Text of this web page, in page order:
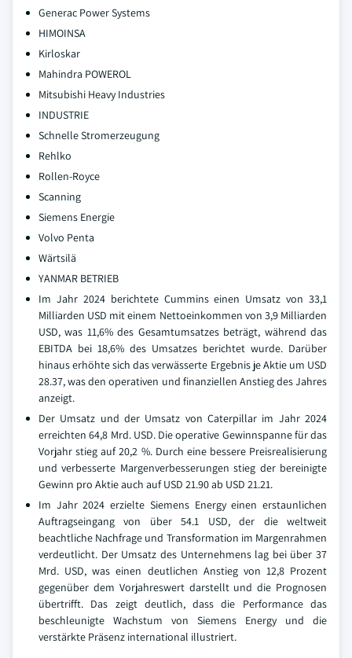
Generac Power Systems
HIMOINSA
Kirloskar
Mahindra POWEROL
Mitsubishi Heavy Industries
INDUSTRIE
Schnelle Stromerzeugung
Rehlko
Rollen-Royce
Scanning
Siemens Energie
Volvo Penta
Wärtsilä
YANMAR BETRIEB
Im Jahr 2024 berichtete Cummins einen Umsatz von 33,1
Milliarden USD mit einem Nettoeinkommen von 3,9 Milliarden
USD, was 11,6% des Gesamtumsatzes beträgt, während das
EBITDA bei 18,6% des Umsatzes berichtet wurde. Darüber
hinaus erhöhte sich das verwässerte Ergebnis je Aktie um USD
28.37, was den operativen und finanziellen Anstieg des Jahres
anzeigt.
Der Umsatz und der Umsatz von Caterpillar im Jahr 2024
erreichten 64,8 Mrd. USD. Die operative Gewinnspanne für das
Vorjahr stieg auf 20,2 %. Durch eine bessere Preisrealisierung
und verbesserte Margenverbesserungen stieg der bereinigte
Gewinn pro Aktie auch auf USD 21.90 ab USD 21.21.
Im Jahr 2024 erzielte Siemens Energy einen erstaunlichen
Auftragseingang von über 54.1 USD, der die weltweit
beachtliche Nachfrage und Transformation im Margenrahmen
verdeutlicht. Der Umsatz des Unternehmens lag bei über 37
Mrd. USD, was einen deutlichen Anstieg von 12,8 Prozent
gegenüber dem Vorjahreswert darstellt und die Prognosen
übertrifft. Das zeigt deutlich, dass die Performance das
beschleunigte Wachstum von Siemens Energy und die
verstärkte Präsenz international illustriert.